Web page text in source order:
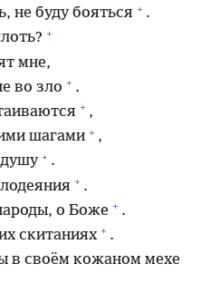
не буду бояться + .
+
мне,
во зло + .
+ ,
шагами + ,
+ .
+ .
о Боже + .
скитаниях + .
в своём кожаном мехе